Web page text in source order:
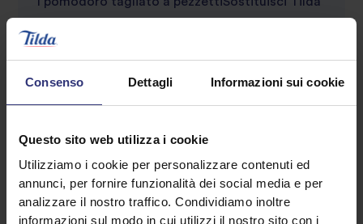
Consenso Dettagli Informazioni sui cookie
Questo sito web utilizza i cookie
Utilizziamo i cookie per personalizzare contenuti ed
annunci, per fornire funzionalità dei social media e per
analizzare il nostro traffico. Condividiamo inoltre
informazioni sul modo in cui utilizzi il nostro sito con i
Steamed Brown Basmati Rice & Quinoa
Raddoppia le quantità degli altri ingredienti